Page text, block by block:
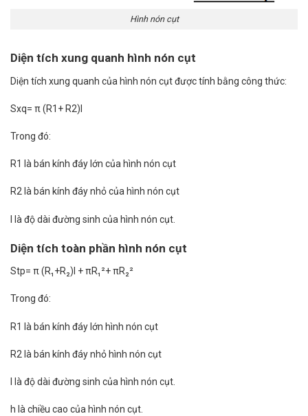
Hình nón cụt
Diện tích xung quanh hình nón cụt
Diện tích xung quanh của hình nón cụt được tính bằng công thức:
Sxq= π (R1+ R2)l
Trong đó:
R1 là bán kính đáy lớn của hình nón cụt
R2 là bán kính đáy nhỏ của hình nón cụt
l là độ dài đường sinh của hình nón cụt.
Diện tích toàn phần hình nón cụt
Stp= π (R₁+R₂)l + πR₁²+ πR₂²
Trong đó:
R1 là bán kính đáy lớn hình nón cụt
R2 là bán kính đáy nhỏ hình nón cụt
l là độ dài đường sinh của hình nón cụt.
h là chiều cao của hình nón cụt.